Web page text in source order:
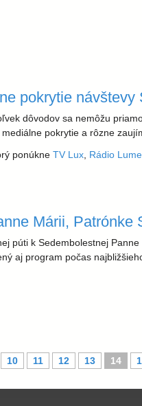
sviatku Povýšenia sv.
pokrytie
dôvodov sa nemôžu
pokrytie a rôzne
ponúkne TV Lux Rádio
pokrytie návštevy Svätého
Márii, Patrónke
púti k Sedembolestnej
aj program počas
Márii, Patrónke Slovenska
10 11 12 13 14